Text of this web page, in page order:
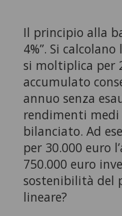
Il principio alla
4%”. Si
si moltiplica per
accumulato
annuo senza
rendimenti
bilanciato. Ad
per 30.000 euro
750.000 euro
sostenibilità del
lineare?